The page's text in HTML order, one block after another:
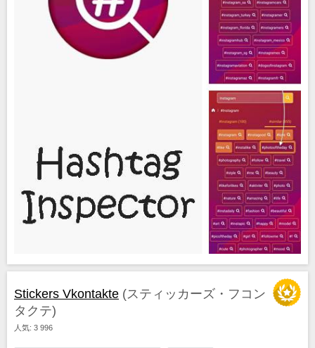
Stickers Vkontakte (スティッカーズ・フコン
タクテ)
人気: 3 996